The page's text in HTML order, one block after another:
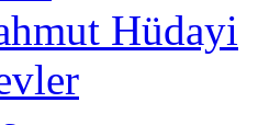
Hüdayi